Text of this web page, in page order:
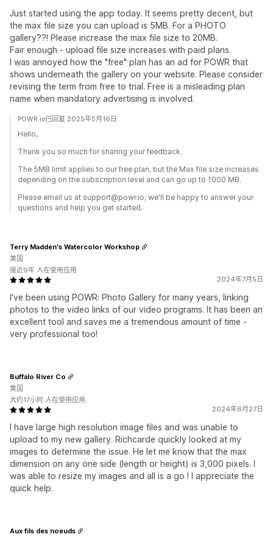
Just started using the app today. It seems pretty decent, but
the max file size you can upload is 5MB. For a PHOTO
gallery??! Please increase the max file size to 20MB.
Fair enough - upload file size increases with paid plans.
I was annoyed how the "free" plan has an ad for POWR that
shows underneath the gallery on your website. Please consider
revising the term from free to trial. Free is a misleading plan
name when mandatory advertising is involved.
POWR.io已回复 2025年5月16日
Hello,
Thank you so much for sharing your feedback.
The 5MB limit applies to our free plan, but the Max file size increases
depending on the subscription level and can go up to 1000 MB.
Please email us at support@powr.io; we'll be happy to answer your
questions and help you get started.
2024年7月5日
I've been using POWR: Photo Gallery for many years, linking
photos to the video links of our video programs. It has been an
excellent tool and saves me a tremendous amount of time -
very professional too!
Terry Madden's Watercolor Workshop
美国
接近9年 人在使用应用
2024年6月27日
I have large high resolution image files and was unable to
upload to my new gallery. Richcarde quickly looked at my
images to determine the issue. He let me know that the max
dimension on any one side (length or height) is 3,000 pixels. I
was able to resize my images and all is a go ! I appreciate the
quick help.
Buffalo River Co
美国
大约17小时 人在使用应用
Aux fils des noeuds